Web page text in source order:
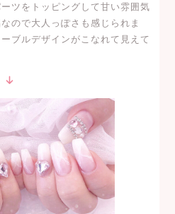
ツをトッピングして甘い雰囲気
ので大人っぽさも感じられま
ブルデザインがこなれて見えて